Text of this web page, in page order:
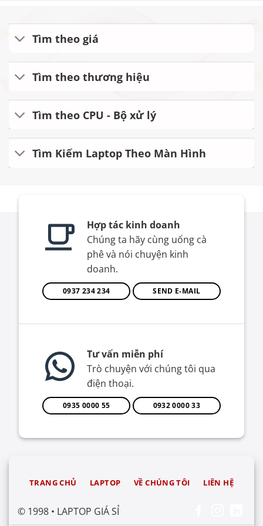
Tìm theo giá
Tìm theo thương hiệu
Tìm theo CPU - Bộ xử lý
Tìm Kiếm Laptop Theo Màn Hình
Hợp tác kinh doanh
Chúng ta hãy cùng uống cà
phê và nói chuyện kinh
doanh.
0937 234 234 SEND E-MAIL
Tư vấn miễn phí
Trò chuyện với chúng tôi qua
điện thoại.
0935 0000 55 0932 0000 33
© 1998 • LAPTOP GIÁ SỈ
TRANG CHỦ LAPTOP VỀ CHÚNG TÔI LIÊN HỆ